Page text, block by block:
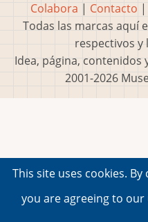
Colabora | Contacto |
Todas las marcas aquí
respectivos y
Idea, página, contenidos
2001-2026
This site uses cookies.
you are agreeing to our